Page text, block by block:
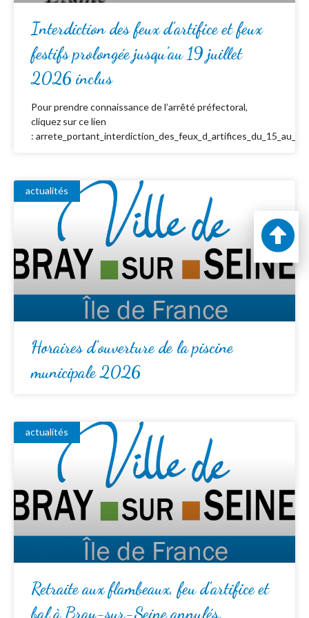
Interdiction des feux d’artifice et feux
festifs prolongée jusqu’au 19 juillet
2026 inclus
Pour prendre connaissance de l’arrêté préfectoral,
cliquez sur ce lien
:
actualités
Horaires d’ouverture de la piscine
municipale 2026
actualités
Retraite aux flambeaux, feu d’artifice et
bal à Bray-sur-Seine annulés.